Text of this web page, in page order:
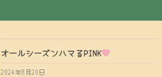
オールシーズンハマるPINK
2024年8月20日